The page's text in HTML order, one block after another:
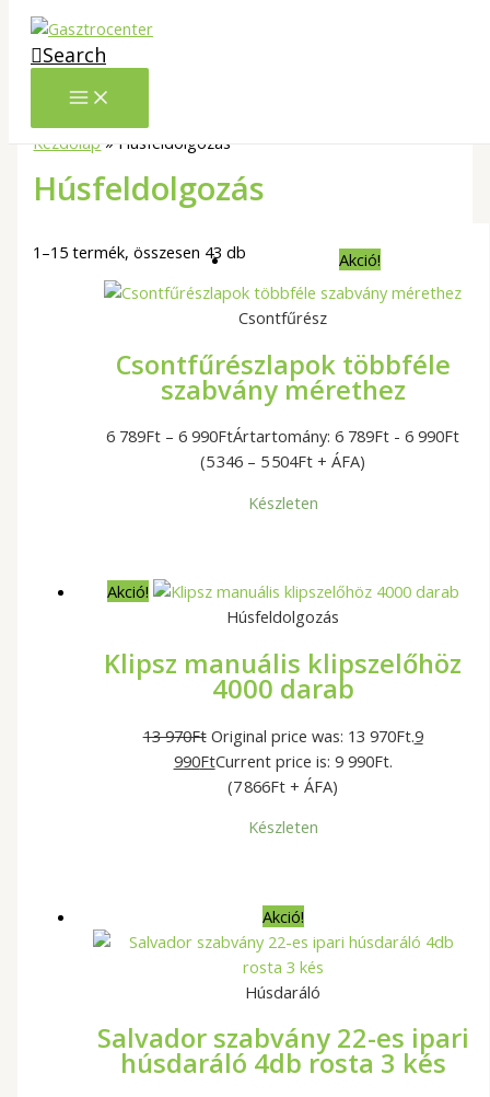
Skip to content
Search
Kezdőlap » Húsfeldolgozás
Húsfeldolgozás
1–15 termék, összesen 43 db Akció!
Csontfűrész
Csontfűrészlapok többféle
szabvány mérethez
6 789Ft – 6 990FtÁrtartomány: 6 789Ft - 6 990Ft
(5 346 – 5 504Ft + ÁFA)
Készleten
Akció!
Húsfeldolgozás
Klipsz manuális klipszelőhöz
4000 darab
13 970Ft Original price was: 13 970Ft.9
990FtCurrent price is: 9 990Ft.
(7 866Ft + ÁFA)
Készleten
Akció!
Húsdaráló
Salvador szabvány 22-es ipari
húsdaráló 4db rosta 3 kés